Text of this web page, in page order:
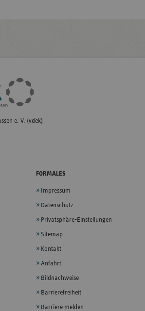
e. V. (vdek)
FORMALES
Impressum
Datenschutz
Privatsphäre-Einstellungen
Sitemap
Kontakt
Anfahrt
Bildnachweise
Barrierefreiheit
Barriere melden